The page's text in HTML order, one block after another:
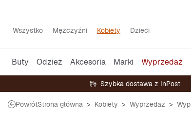
Wszystko Mężczyźni Kobiety Dzieci
Buty Odzież Akcesoria Marki Wyprzedaż
Szybka dostawa z InPost
PowrótStrona główna Kobiety Wyprzedaż